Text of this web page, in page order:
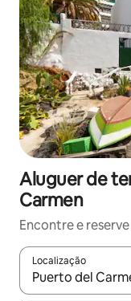
Aluguer de
Carmen
Encontre e
Localização
Quando os